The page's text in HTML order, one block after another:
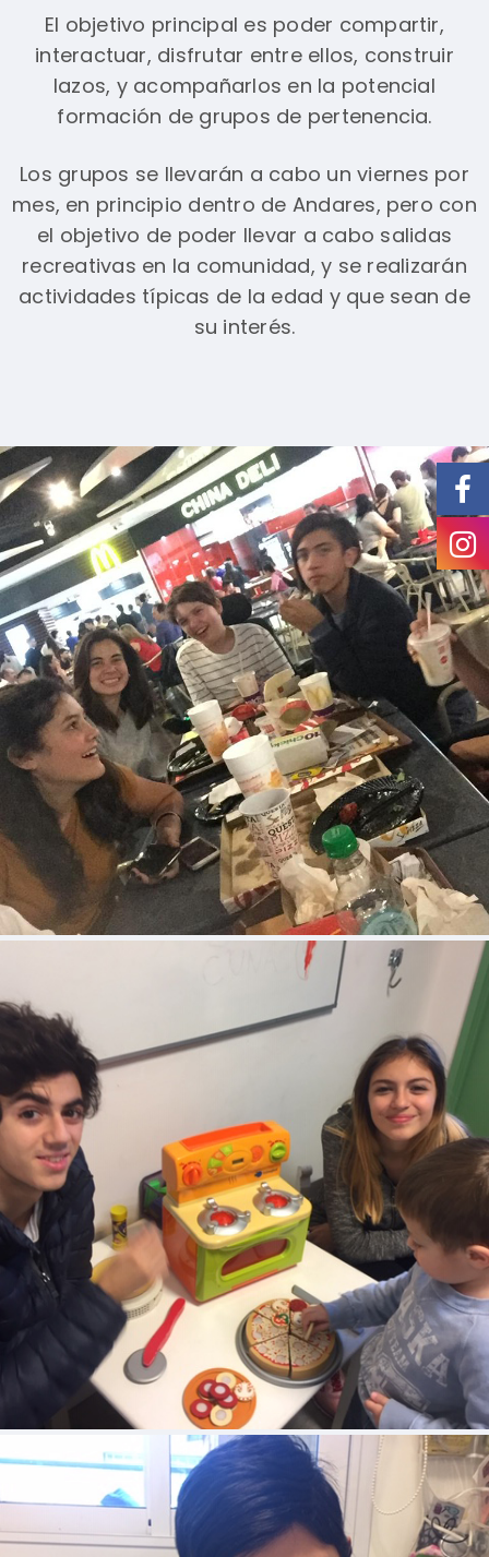
El objetivo principal es poder compartir,
interactuar, disfrutar entre ellos, construir
lazos, y acompañarlos en la potencial
formación de grupos de pertenencia.
Los grupos se llevarán a cabo un viernes por
mes, en principio dentro de Andares, pero con
el objetivo de poder llevar a cabo salidas
recreativas en la comunidad, y se realizarán
actividades típicas de la edad y que sean de
su interés.